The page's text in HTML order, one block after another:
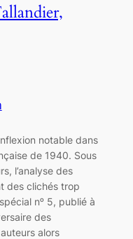
notable dans
de 1940. Sous
l’analyse des
des clichés trop
nᵒ 5, publié à
des
alors